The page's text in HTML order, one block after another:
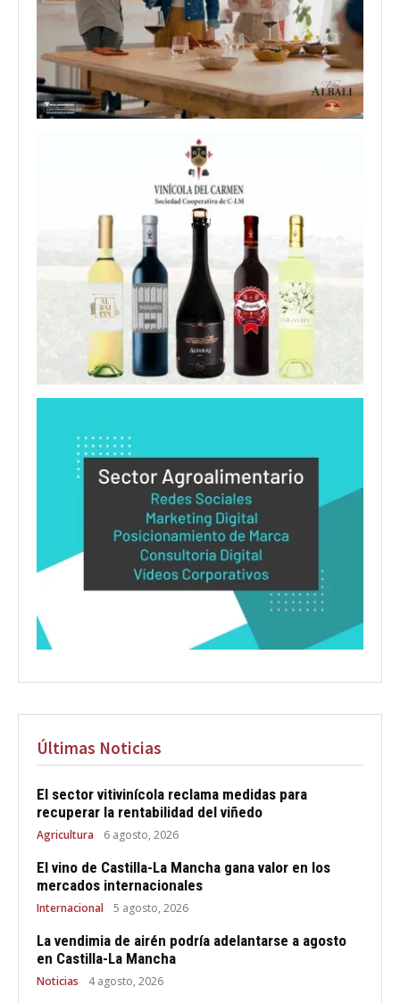
Últimas Noticias
El sector vitivinícola reclama medidas para
recuperar la rentabilidad del viñedo
Agricultura 6 agosto, 2026
El vino de Castilla-La Mancha gana valor en los
mercados internacionales
Internacional 5 agosto, 2026
La vendimia de airén podría adelantarse a agosto
en Castilla-La Mancha
Noticias 4 agosto, 2026